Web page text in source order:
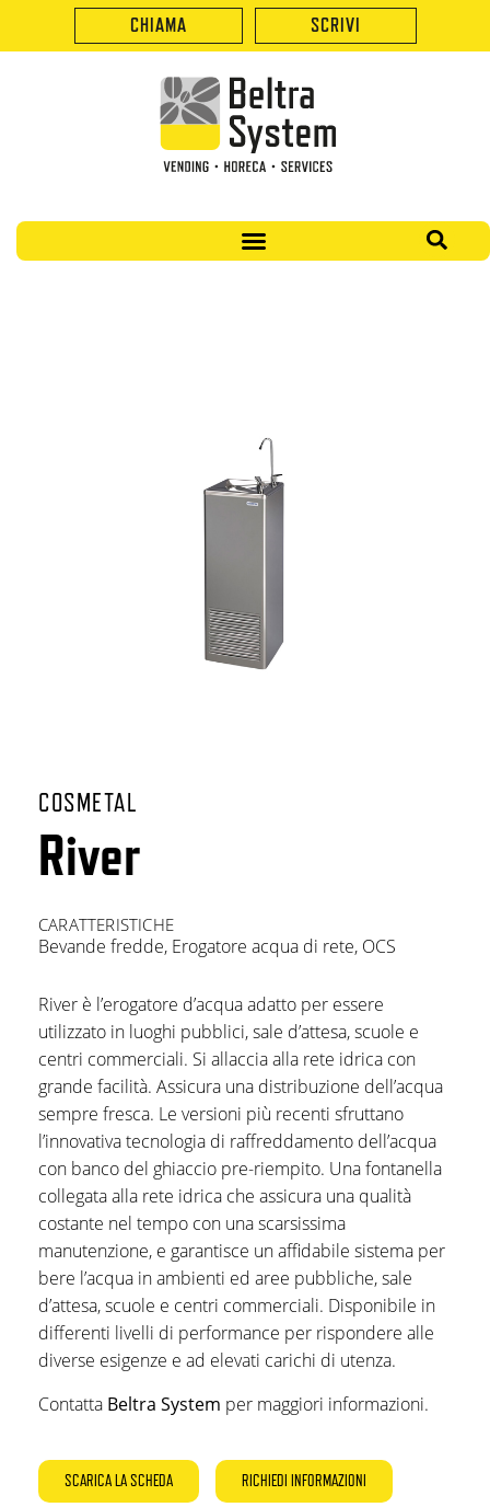
CHIAMA SCRIVI
COSMETAL
River
CARATTERISTICHE
Bevande fredde, Erogatore acqua di rete, OCS
River è l’erogatore d’acqua adatto per essere
utilizzato in luoghi pubblici, sale d’attesa, scuole e
centri commerciali. Si allaccia alla rete idrica con
grande facilità. Assicura una distribuzione dell’acqua
sempre fresca. Le versioni più recenti sfruttano
l’innovativa tecnologia di raffreddamento dell’acqua
con banco del ghiaccio pre-riempito. Una fontanella
collegata alla rete idrica che assicura una qualità
costante nel tempo con una scarsissima
manutenzione, e garantisce un affidabile sistema per
bere l’acqua in ambienti ed aree pubbliche, sale
d’attesa, scuole e centri commerciali. Disponibile in
differenti livelli di performance per rispondere alle
diverse esigenze e ad elevati carichi di utenza.
Contatta Beltra System per maggiori informazioni.
SCARICA LA SCHEDA RICHIEDI INFORMAZIONI